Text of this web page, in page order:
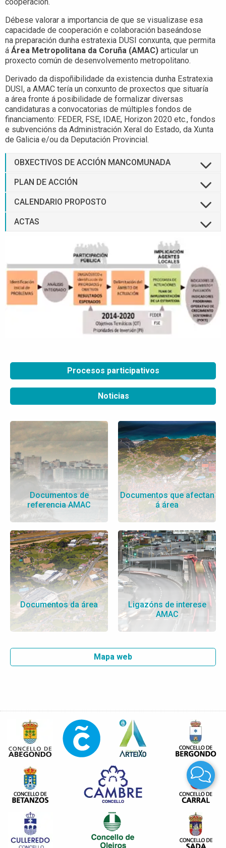
cooperación.
Débese valorar a importancia de que se visualizase esa
capacidade de cooperación e colaboración baseándose
na preparación dunha estratexia DUSI conxunta, que permita
á Área Metropolitana da Coruña (AMAC) articular un
proxecto común de desenvolvemento metropolitano.
Derivado da dispoñibilidade da existencia dunha Estratexia
DUSI, a AMAC tería un conxunto de proxectos que situaría
a área fronte á posibilidade de formalizar diversas
candidaturas a convocatorias de múltiples fondos de
financiamento: FEDER, FSE, IDAE, Horizon 2020 etc., fondos
e subvencións da Administración Xeral do Estado, da Xunta
de Galicia e/ou da Deputación Provincial.
OBXECTIVOS DE ACCIÓN MANCOMUNADA
PLAN DE ACCIÓN
CALENDARIO PROPOSTO
ACTAS
Procesos participativos
Noticias
Documentos de
referencia AMAC
Documentos que afectan
á área
Documentos da área
Ligazóns de interese
AMAC
Mapa web